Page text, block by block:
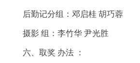
后勤记分组：邓启桂 胡巧蓉
摄影 组：李竹华 尹光胜
六、取奖 办法 ：